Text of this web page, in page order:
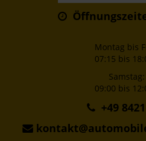
Montag bis
07:15 bis
09:00 bis
+49